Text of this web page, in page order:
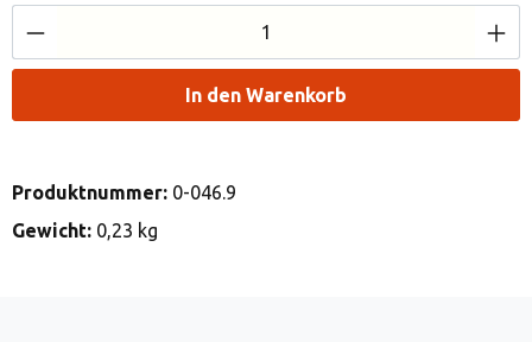
Produkt Anzahl: Gib den gewünschten
In den Warenkorb
Produktnummer: 0-046.9
Gewicht: 0,23 kg